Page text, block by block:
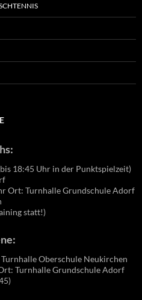
18:45 Uhr in der Punktspielzeit)
Ort: Turnhalle Grundschule Adorf
statt!)
Oberschule Neukirchen
Turnhalle Grundschule Adorf